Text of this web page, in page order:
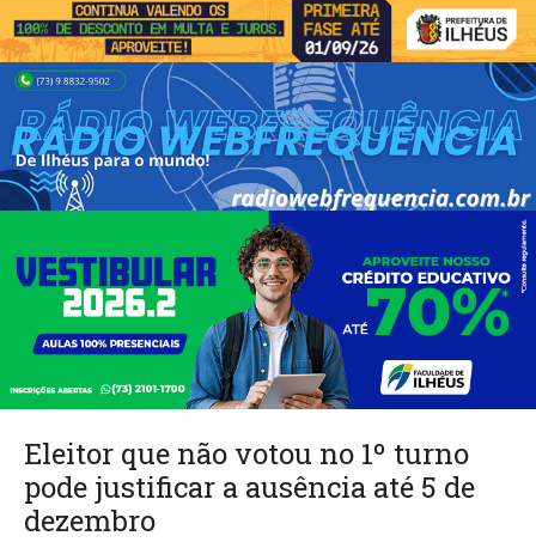
Eleitor que não votou no 1º turno
pode justificar a ausência até 5 de
dezembro